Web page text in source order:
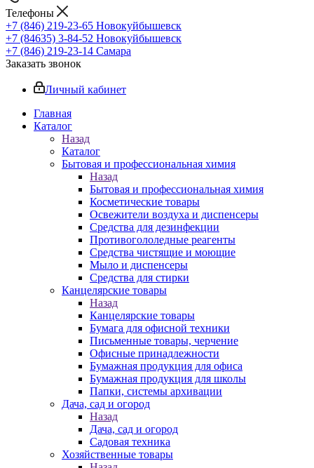
Телефоны
+7 (846) 219-23-65 Новокуйбышевск
+7 (84635) 3-84-52 Новокуйбышевск
+7 (846) 219-23-14 Самара
Заказать звонок
Личный кабинет
Главная
Каталог
Назад
Каталог
Бытовая и профессиональная химия
Назад
Бытовая и профессиональная химия
Косметические товары
Освежители воздуха и диспенсеры
Средства для дезинфекции
Противогололедные реагенты
Средства чистящие и моющие
Мыло и диспенсеры
Средства для стирки
Канцелярские товары
Назад
Канцелярские товары
Бумага для офисной техники
Письменные товары, черчение
Офисные принадлежности
Бумажная продукция для офиса
Бумажная продукция для школы
Папки, системы архивации
Дача, сад и огород
Назад
Дача, сад и огород
Садовая техника
Хозяйственные товары